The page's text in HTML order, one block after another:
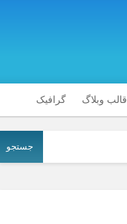
قالب وبلاگ گرافیک
جستجو